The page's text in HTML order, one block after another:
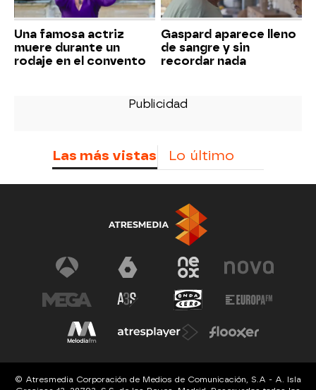
Una famosa actriz
muere durante un
rodaje en el convento
Gaspard aparece lleno
de sangre y sin
recordar nada
Las más vistas Lo último
© Atresmedia Corporación de Medios de Comunicación, S.A - A. Isla